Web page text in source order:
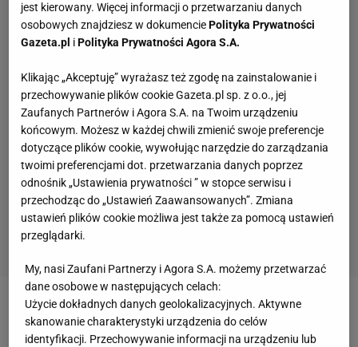
Zobacz wideoSzeremeta wróciła do treningów.
"Widać szybkość"
jest kierowany. Więcej informacji o przetwarzaniu danych
osobowych znajdziesz w dokumenciePolityka Prywatności
Gazeta.pl iPolityka Prywatności Agora S.A.
Klikając „Akceptuję” wyrażasz też zgodę na zainstalowanie i
przechowywanie plików cookie Gazeta.pl sp. z o.o., jej
Zaufanych Partnerów i Agora S.A. na Twoim urządzeniu
końcowym. Możesz w każdej chwili zmienić swoje preferencje
dotyczące plików cookie, wywołując narzędzie do zarządzania
twoimi preferencjami dot. przetwarzania danych poprzez
odnośnik „Ustawienia prywatności ” w stopce serwisu i
przechodząc do „Ustawień Zaawansowanych”. Zmiana
ustawień plików cookie możliwa jest także za pomocą ustawień
przeglądarki.
My, nasi Zaufani Partnerzy i Agora S.A. możemy przetwarzać
dane osobowe w następujących celach:
Użycie dokładnych danych geolokalizacyjnych. Aktywne
skanowanie charakterystyki urządzenia do celów
identyfikacji. Przechowywanie informacji na urządzeniu lub